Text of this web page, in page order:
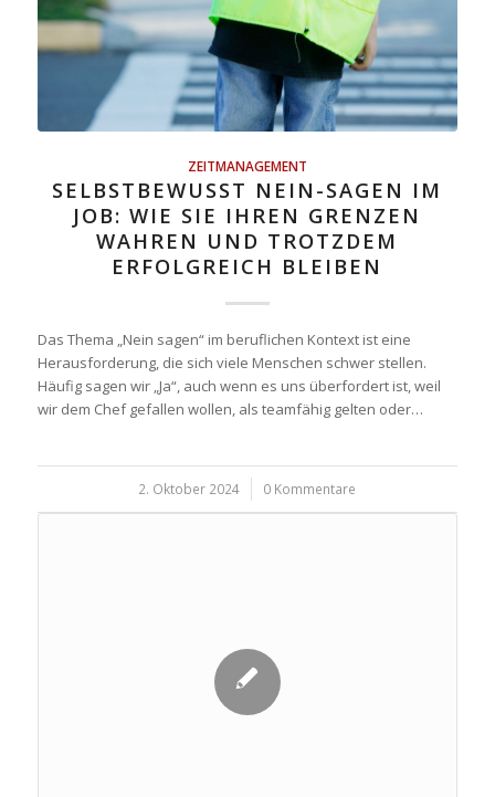
ZEITMANAGEMENT
SELBSTBEWUSST NEIN-SAGEN IM
JOB: WIE SIE IHREN GRENZEN
WAHREN UND TROTZDEM
ERFOLGREICH BLEIBEN
Das Thema „Nein sagen“ im beruflichen Kontext ist eine
Herausforderung, die sich viele Menschen schwer stellen.
Häufig sagen wir „Ja“, auch wenn es uns überfordert ist, weil
wir dem Chef gefallen wollen, als teamfähig gelten oder…
2. Oktober 2024
/ 0 Kommentare